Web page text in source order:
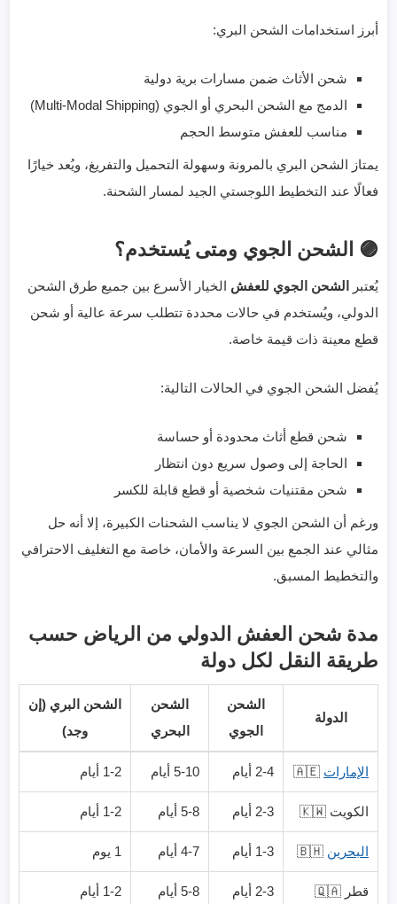
أبرز استخدامات الشحن البري:
شحن الأثاث ضمن مسارات برية دولية
الدمج مع الشحن البحري أو الجوي (Multi-Modal Shipping)
مناسب للعفش متوسط الحجم
يمتاز الشحن البري بالمرونة وسهولة التحميل والتفريغ، ويُعد خيارًا
فعالًا عند التخطيط اللوجستي الجيد لمسار الشحنة.
🟣 الشحن الجوي ومتى يُستخدم؟
يُعتبر الشحن الجوي للعفش الخيار الأسرع بين جميع طرق الشحن
الدولي، ويُستخدم في حالات محددة تتطلب سرعة عالية أو شحن
قطع معينة ذات قيمة خاصة.
يُفضل الشحن الجوي في الحالات التالية:
شحن قطع أثاث محدودة أو حساسة
الحاجة إلى وصول سريع دون انتظار
شحن مقتنيات شخصية أو قطع قابلة للكسر
ورغم أن الشحن الجوي لا يناسب الشحنات الكبيرة، إلا أنه حل
مثالي عند الجمع بين السرعة والأمان، خاصة مع التغليف الاحترافي
والتخطيط المسبق.
مدة شحن العفش الدولي من الرياض حسب
طريقة النقل لكل دولة
الدولة
الشحن
الجوي
الشحن
البحري
الشحن البري (إن
وجد)
الإمارات 2-4 أيام 5-10 أيام 1-2 أيام
الكويت 🇰🇼 2-3 أيام 5-8 أيام 1-2 أيام
البحرين 1-3 أيام 4-7 أيام 1 يوم
قطر 🇶🇦 2-3 أيام 5-8 أيام 1-2 أيام